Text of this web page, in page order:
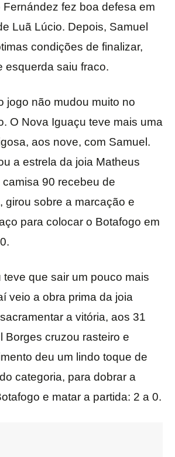
Fernández fez boa defesa em
Luã Lúcio. Depois, Samuel
condições de finalizar,
esquerda saiu fraco.
jogo não mudou muito no
O Nova Iguaçu teve mais uma
aos nove, com Samuel.
a estrela da joia Matheus
90 recebeu de
girou sobre a marcação e
para colocar o Botafogo em
teve que sair um pouco mais
veio a obra prima da joia
a vitória, aos 31
Borges cruzou rasteiro e
deu um lindo toque de
categoria, para dobrar a
e matar a partida: 2 a 0.